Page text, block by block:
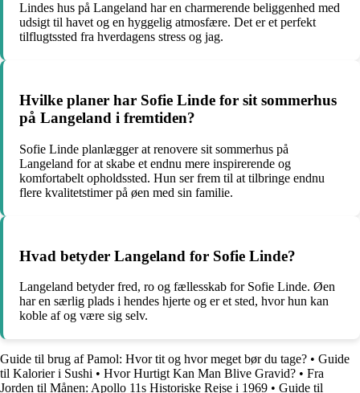
Lindes hus på Langeland har en charmerende beliggenhed med
udsigt til havet og en hyggelig atmosfære. Det er et perfekt
tilflugtssted fra hverdagens stress og jag.
Hvilke planer har Sofie Linde for sit sommerhus
på Langeland i fremtiden?
Sofie Linde planlægger at renovere sit sommerhus på
Langeland for at skabe et endnu mere inspirerende og
komfortabelt opholdssted. Hun ser frem til at tilbringe endnu
flere kvalitetstimer på øen med sin familie.
Hvad betyder Langeland for Sofie Linde?
Langeland betyder fred, ro og fællesskab for Sofie Linde. Øen
har en særlig plads i hendes hjerte og er et sted, hvor hun kan
koble af og være sig selv.
Guide til brug af Pamol: Hvor tit og hvor meget bør du tage? • Guide
til Kalorier i Sushi • Hvor Hurtigt Kan Man Blive Gravid? • Fra
Jorden til Månen: Apollo 11s Historiske Rejse i 1969 • Guide til